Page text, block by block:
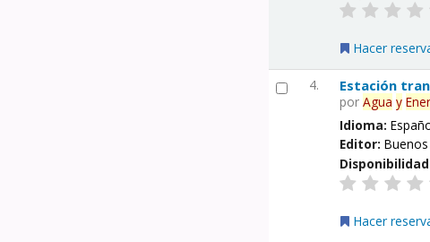
Hacer
4. Estación
porAgua y
Idioma:
Editor:
Hacer